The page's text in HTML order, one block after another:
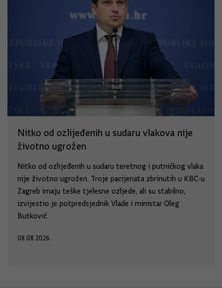
Nitko od ozlijeđenih u sudaru vlakova nije
životno ugrožen
Nitko od ozlijeđenih u sudaru teretnog i putničkog vlaka
nije životno ugrožen. Troje pacijenata zbrinutih u KBC-u
Zagreb imaju teške tjelesne ozljede, ali su stabilno,
izvijestio je potpredsjednik Vlade i ministar Oleg
Butković.
08.08.2026.